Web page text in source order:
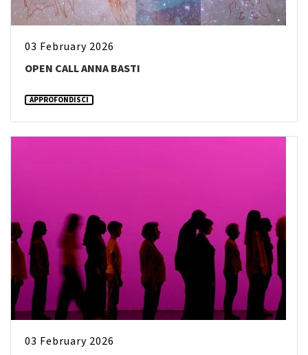
03 February 2026
OPEN CALL ANNA BASTI
APPROFONDISCI
03 February 2026